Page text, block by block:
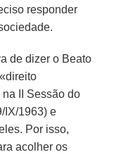
responder
de dizer o Beato
II Sessão do
IX/1963) e
Por isso,
acolher os